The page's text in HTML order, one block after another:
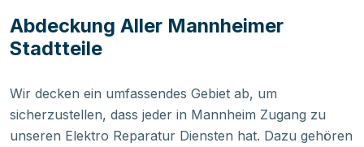
Abdeckung Aller Mannheimer
Stadtteile
Wir decken ein umfassendes Gebiet ab, um
sicherzustellen, dass jeder in Mannheim Zugang zu
unseren Elektro Reparatur Diensten hat. Dazu gehören